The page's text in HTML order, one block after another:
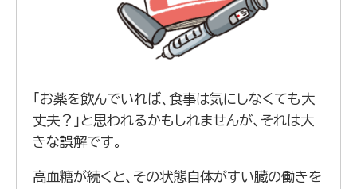
「お薬を飲んでいれば、食事は気にしなくても大
丈夫？」と思われるかもしれませんが、それは大
きな誤解です。
高血糖が続くと、その状態自体がすい臓の働きを